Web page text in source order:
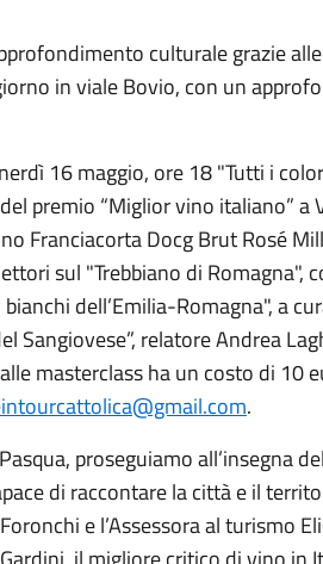
culturale grazie
in viale Bovio, con un
16 maggio, ore 18 "Tutti i
premio “Miglior vino italiano”
Franciacorta Docg Brut Rosé
sul "Trebbiano di Romagna",
dell’Emilia-Romagna", a
Sangiovese”, relatore Andrea
masterclass ha un costo di 10
.
proseguiamo all’insegna
di raccontare la città e il
e l’Assessora al turismo